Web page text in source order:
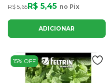
R$ 5,65R$ 5,45 no Pix
ADICIONAR
15% OFF